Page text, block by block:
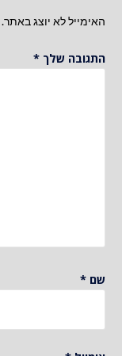
האימייל לא יוצג באתר.
התגובה שלך *
שם *